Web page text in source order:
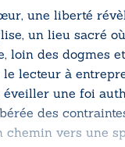
une liberté
un lieu sacré
loin des dogmes
le lecteur à
une foi
des
chemin vers une